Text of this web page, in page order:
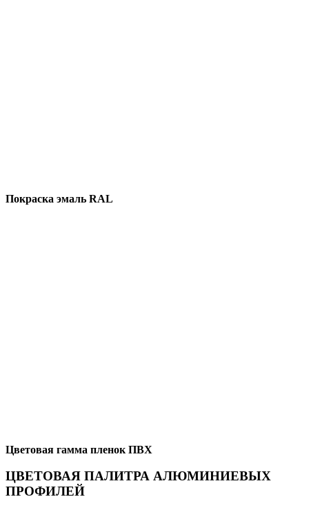
Покраска эмаль RAL
Цветовая гамма пленок ПВХ
ЦВЕТОВАЯ ПАЛИТРА АЛЮМИНИЕВЫХ
ПРОФИЛЕЙ